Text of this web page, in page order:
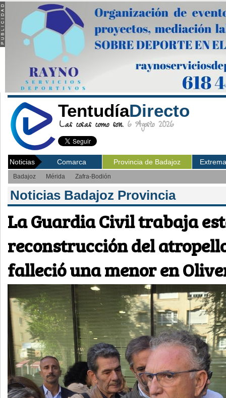
TentudíaDirecto
Las cosas como son. 6 Agosto 2026
Noticias Comarca Provincia de Badajoz
Badajoz Mérida Zafra-Bodión
Noticias Badajoz Provincia
La Guardia Civil trabaja
reconstrucción del
falleció una menor en